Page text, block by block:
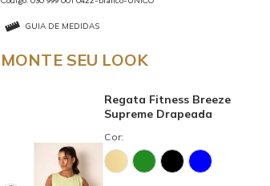
GUIA DE MEDIDAS
MONTE SEU LOOK
Regata Fitness Breeze
Supreme Drapeada
Cor: